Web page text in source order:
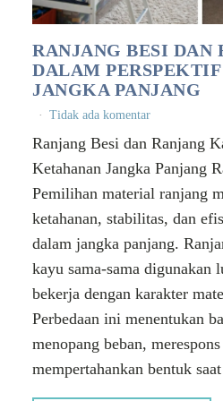
RANJANG BESI DAN
DALAM
JANGKA PANJANG
Tidak ada komentar
Ranjang Besi dan Ranjang
Ketahanan Jangka Panjang
Pemilihan material ranjang
ketahanan, stabilitas, dan
dalam jangka panjang.
kayu sama-sama digunakan
bekerja dengan karakter
Perbedaan ini menentukan
menopang beban,
mempertahankan bentuk